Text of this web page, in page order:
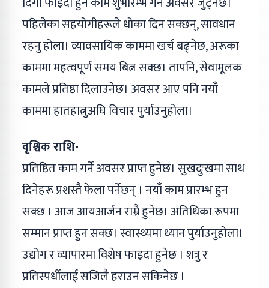
पहिलेका सहयोगीहरूले धोका दिन सक्छन्, सावधान
रहनु होला। व्यावसायिक काममा खर्च बढ्‌नेछ, अरूका
काममा महत्वपूर्ण समय बित्न सक्छ। तापनि, सेवामूलक
कामले प्रतिष्ठा दिलाउनेछ। अवसर आए पनि नयाँ
काममा हातहात्नुअघि विचार पुर्याउनुहोला।
वृश्चिक राशि-
प्रतिष्ठित काम गर्ने अवसर प्राप्त हुनेछ। सुखदुःखमा साथ
दिनेहरू प्रशस्तै फेला पर्नेछन् । नयाँ काम प्रारम्भ हुन
सक्छ । आज आयआर्जन राम्रै हुनेछ। अतिथिका रूपमा
सम्मान प्राप्त हुन सक्छ। स्वास्थ्यमा ध्यान पुर्याउनुहोला।
उद्योग र व्यापारमा विशेष फाइदा हुनेछ । शत्रु र
प्रतिस्पर्धीलाई सजिलै हराउन सकिनेछ ।